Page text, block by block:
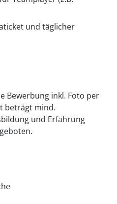
und täglicher
Bewerbung inkl. Foto per
beträgt mind.
und Erfahrung